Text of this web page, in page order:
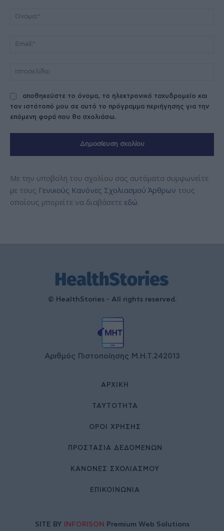
αποθηκεύστε το όνομα, το ηλεκτρονικό ταχυδρομείο και
τον ιστότοπό μου σε αυτό το πρόγραμμα περιήγησης για την
επόμενη φορά που θα σχολιάσω.
Με την υποβολή του σχολίου σας αυτόματα συμφωνείτε
με τους Γενικούς Κανόνες Σχολιασμού Άρθρων τους
οποίους μπορείτε να διαβάσετε εδώ.
© HealthStories - All rights reserved.
Αριθμός Πιστοποίησης Μ.Η.Τ.242013
ΑΡΧΙΚΉ
ΤΑΥΤΌΤΗΤΑ
ΌΡΟΙ ΧΡΉΣΗΣ
ΠΡΟΣΤΑΣΙΑ ΔΕΔΟΜΕΝΩΝ
ΚΑΝΟΝΕΣ ΣΧΟΛΙΑΣΜΟΥ
ΕΠΙΚΟΙΝΩΝΊΑ
SITE BY INFORISON Premium Web Solutions